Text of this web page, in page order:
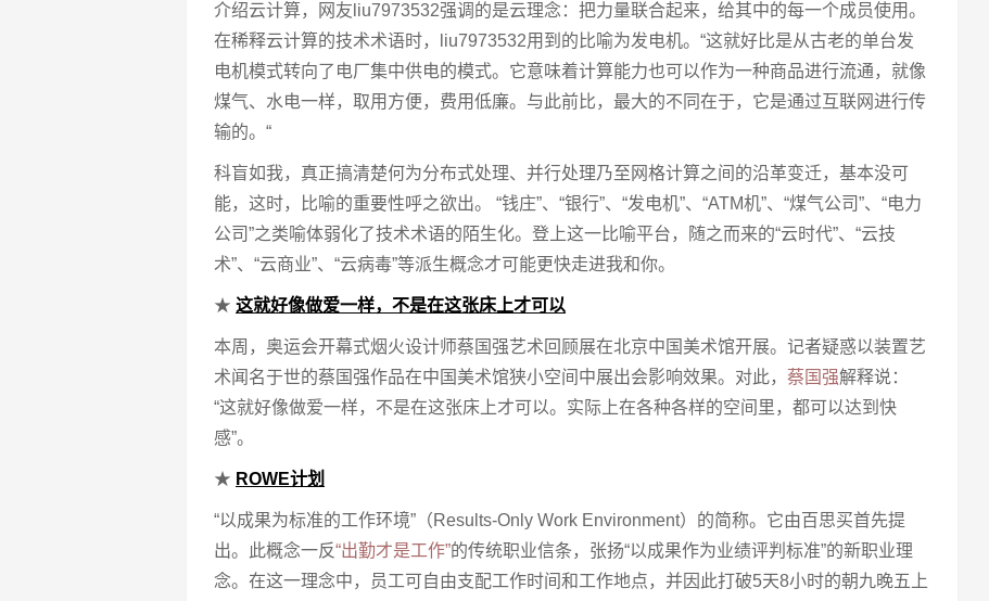
介绍云计算，网友liu7973532强调的是云理念：把力量联合起来，给其中的每一个成员使用。
在稀释云计算的技术术语时，liu7973532用到的比喻为发电机。“这就好比是从古老的单台发
电机模式转向了电厂集中供电的模式。它意味着计算能力也可以作为一种商品进行流通，就像
煤气、水电一样，取用方便，费用低廉。与此前比，最大的不同在于，它是通过互联网进行传
输的。“
科盲如我，真正搞清楚何为分布式处理、并行处理乃至网格计算之间的沿革变迁，基本没可
能，这时，比喻的重要性呼之欲出。 “钱庄”、“银行”、“发电机”、“ATM机”、“煤气公司”、“电力
公司”之类喻体弱化了技术术语的陌生化。登上这一比喻平台，随之而来的“云时代”、“云技
术”、“云商业”、“云病毒”等派生概念才可能更快走进我和你。
★ 这就好像做爱一样，不是在这张床上才可以
本周，奥运会开幕式烟火设计师蔡国强艺术回顾展在北京中国美术馆开展。记者疑惑以装置艺
术闻名于世的蔡国强作品在中国美术馆狭小空间中展出会影响效果。对此， 蔡国强解释说：
“这就好像做爱一样，不是在这张床上才可以。实际上在各种各样的空间里，都可以达到快
感”。
★ ROWE计划
“以成果为标准的工作环境”（Results-Only Work Environment）的简称。它由百思买首先提
出。此概念一反“出勤才是工作”的传统职业信条，张扬“以成果作为业绩评判标准”的新职业理
念。在这一理念中，员工可自由支配工作时间和工作地点，并因此打破5天8小时的朝九晚五上